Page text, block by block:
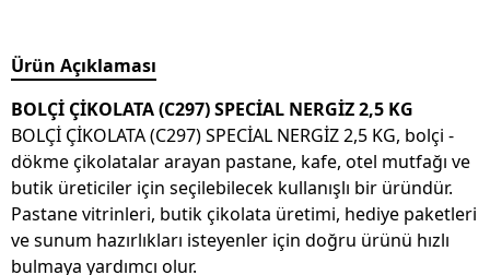
Ürün Açıklaması
BOLÇİ ÇİKOLATA (C297) SPECİAL NERGİZ 2,5 KG
BOLÇİ ÇİKOLATA (C297) SPECİAL NERGİZ 2,5 KG, bolçi -
dökme çikolatalar arayan pastane, kafe, otel mutfağı ve
butik üreticiler için seçilebilecek kullanışlı bir üründür.
Pastane vitrinleri, butik çikolata üretimi, hediye paketleri
ve sunum hazırlıkları isteyenler için doğru ürünü hızlı
bulmaya yardımcı olur.